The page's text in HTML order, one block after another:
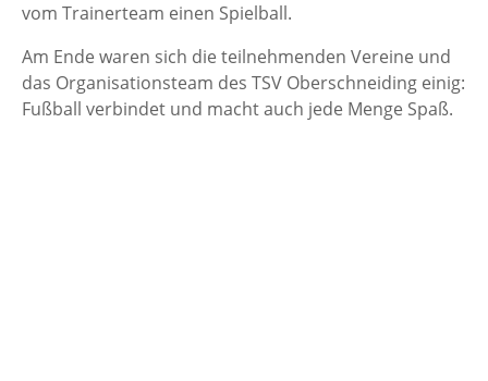
vom Trainerteam einen Spielball.
Am Ende waren sich die teilnehmenden Vereine und
das Organisationsteam des TSV Oberschneiding einig:
Fußball verbindet und macht auch jede Menge Spaß.